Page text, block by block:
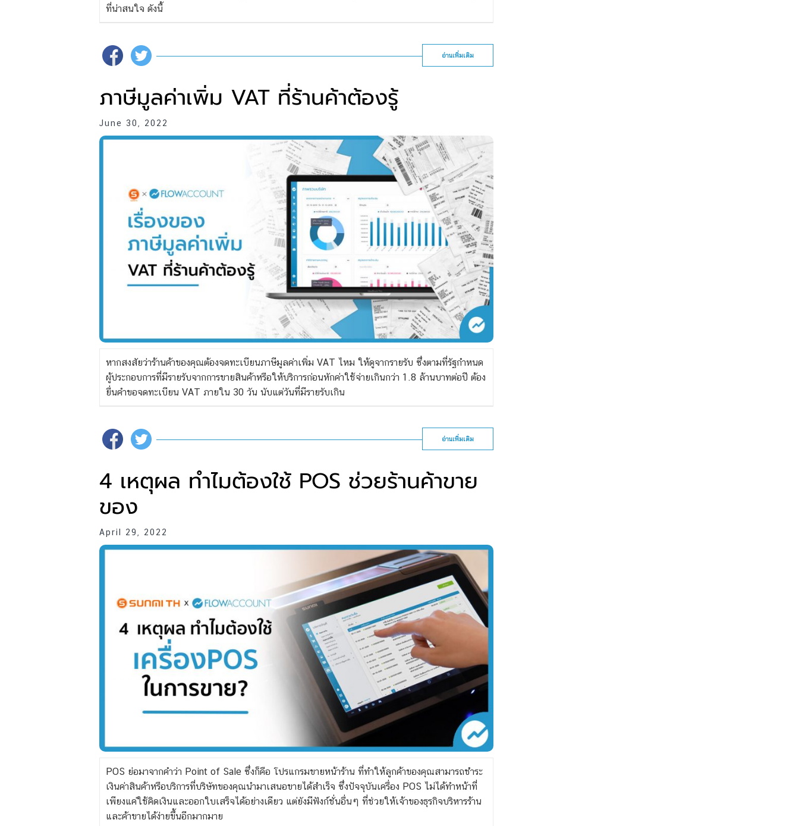
ที่น่าสนใจ ดังนี้
อ่านเพิ่มเติม
ภาษีมูลค่าเพิ่ม VAT ที่ร้านค้าต้องรู้
June 30, 2022
หากสงสัยว่าร้านค้าของคุณต้องจดทะเบียนภาษีมูลค่าเพิ่ม VAT ไหม ให้ดูจากรายรับ ซึ่งตามที่รัฐกำหนด
ผู้ประกอบการที่มีรายรับจากการขายสินค้าหรือให้บริการก่อนหักค่าใช้จ่ายเกินกว่า 1.8 ล้านบาทต่อปี ต้อง
ยื่นคำขอจดทะเบียน VAT ภายใน 30 วัน นับแต่วันที่มีรายรับเกิน
อ่านเพิ่มเติม
4 เหตุผล ทำไมต้องใช้ POS ช่วยร้านค้าขาย
ของ
April 29, 2022
POS ย่อมาจากคำว่า Point of Sale ซึ่งก็คือ โปรแกรมขายหน้าร้าน ที่ทำให้ลูกค้าของคุณสามารถชำระ
เงินค่าสินค้าหรือบริการที่บริษัทของคุณนำมาเสนอขายได้สำเร็จ ซึ่งปัจจุบันเครื่อง POS ไม่ได้ทำหน้าที่
เพียงแค่ใช้คิดเงินและออกใบเสร็จได้อย่างเดียว แต่ยังมีฟังก์ชั่นอื่นๆ ที่ช่วยให้เจ้าของธุรกิจบริหารร้าน
และค้าขายได้ง่ายขึ้นอีกมากมาย